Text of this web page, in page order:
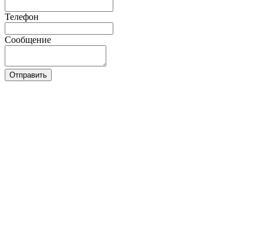
Телефон
Сообщение
Отправить